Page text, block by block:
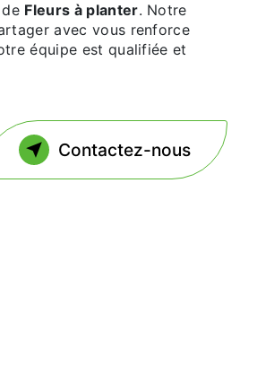
Fleurs à planter. Notre
avec vous renforce
équipe est qualifiée et
Contactez-nous